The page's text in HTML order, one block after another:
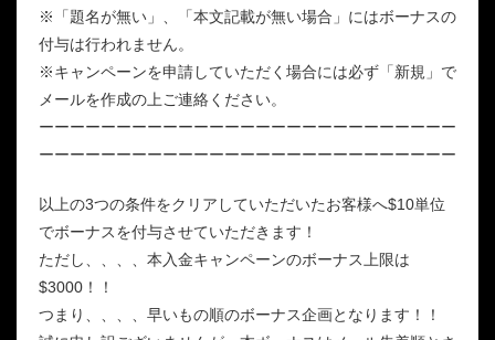
※「題名が無い」、「本文記載が無い場合」にはボーナスの
付与は行われません。
※キャンペーンを申請していただく場合には必ず「新規」で
メールを作成の上ご連絡ください。
ーーーーーーーーーーーーーーーーーーーーーーーーーーー
ーーーーーーーーーーーーーーーーーーーーーーーーーーー
以上の3つの条件をクリアしていただいたお客様へ$10単位
でボーナスを付与させていただきます！
ただし、、、、本入金キャンペーンのボーナス上限は
$3000！！
つまり、、、、早いもの順のボーナス企画となります！！